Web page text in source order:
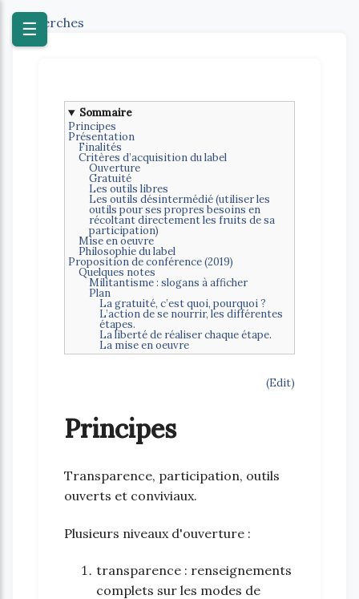
☰
Recherches
Sommaire
Principes
Présentation
Finalités
Critères d’acquisition du label
Ouverture
Gratuité
Les outils libres
Les outils désintermédié (utiliser les
outils pour ses propres besoins en
récoltant directement les fruits de sa
participation)
Mise en oeuvre
Philosophie du label
Proposition de conférence (2019)
Quelques notes
Militantisme : slogans à afficher
Plan
La gratuité, c’est quoi, pourquoi ?
L’action de se nourrir, les différentes
étapes.
La liberté de réaliser chaque étape.
La mise en oeuvre
(Edit)
Principes
Transparence, participation, outils
ouverts et conviviaux.
Plusieurs niveaux d'ouverture :
transparence : renseignements
complets sur les modes de